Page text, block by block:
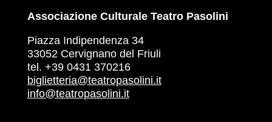
Associazione Culturale Teatro Pasolini
Piazza Indipendenza 34
33052 Cervignano del Friuli
tel. +39 0431 370216
biglietteria@teatropasolini.it
info@teatropasolini.it